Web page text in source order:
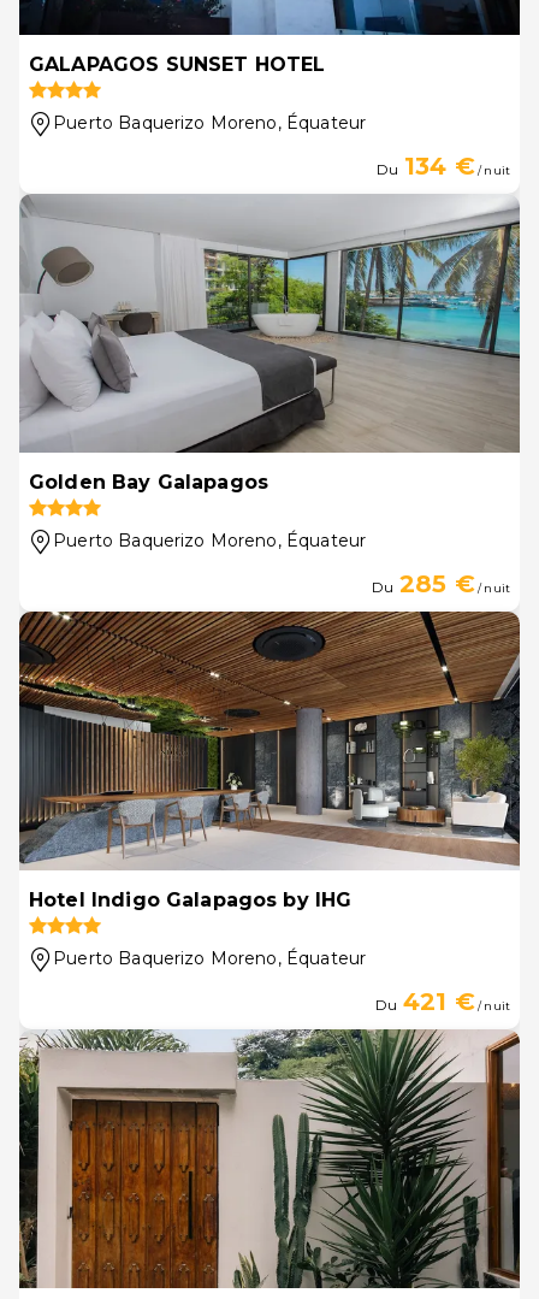
GALAPAGOS SUNSET HOTEL
Puerto Baquerizo Moreno, Équateur
Du 134 €/ nuit
Golden Bay Galapagos
Puerto Baquerizo Moreno, Équateur
Du 285 €/ nuit
Hotel Indigo Galapagos by IHG
Puerto Baquerizo Moreno, Équateur
Du 421 €/ nuit